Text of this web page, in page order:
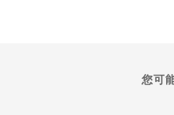
您可